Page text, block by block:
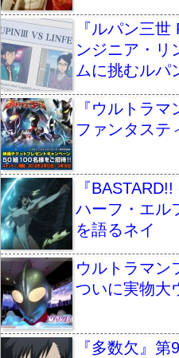
『ルパン三
ンジニア・リ
ムに挑むルパ
『ウルトラ
ファンタステ
『
ハーフ・エル
を語るネイ
ウルトラマン
ついに実物大
『多数欠』